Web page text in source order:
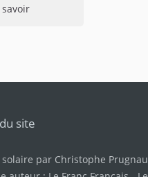
savoir
site
solaire par Christophe